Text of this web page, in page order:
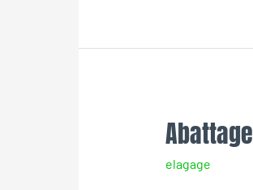
elagage
Abattage
d’arbre
à